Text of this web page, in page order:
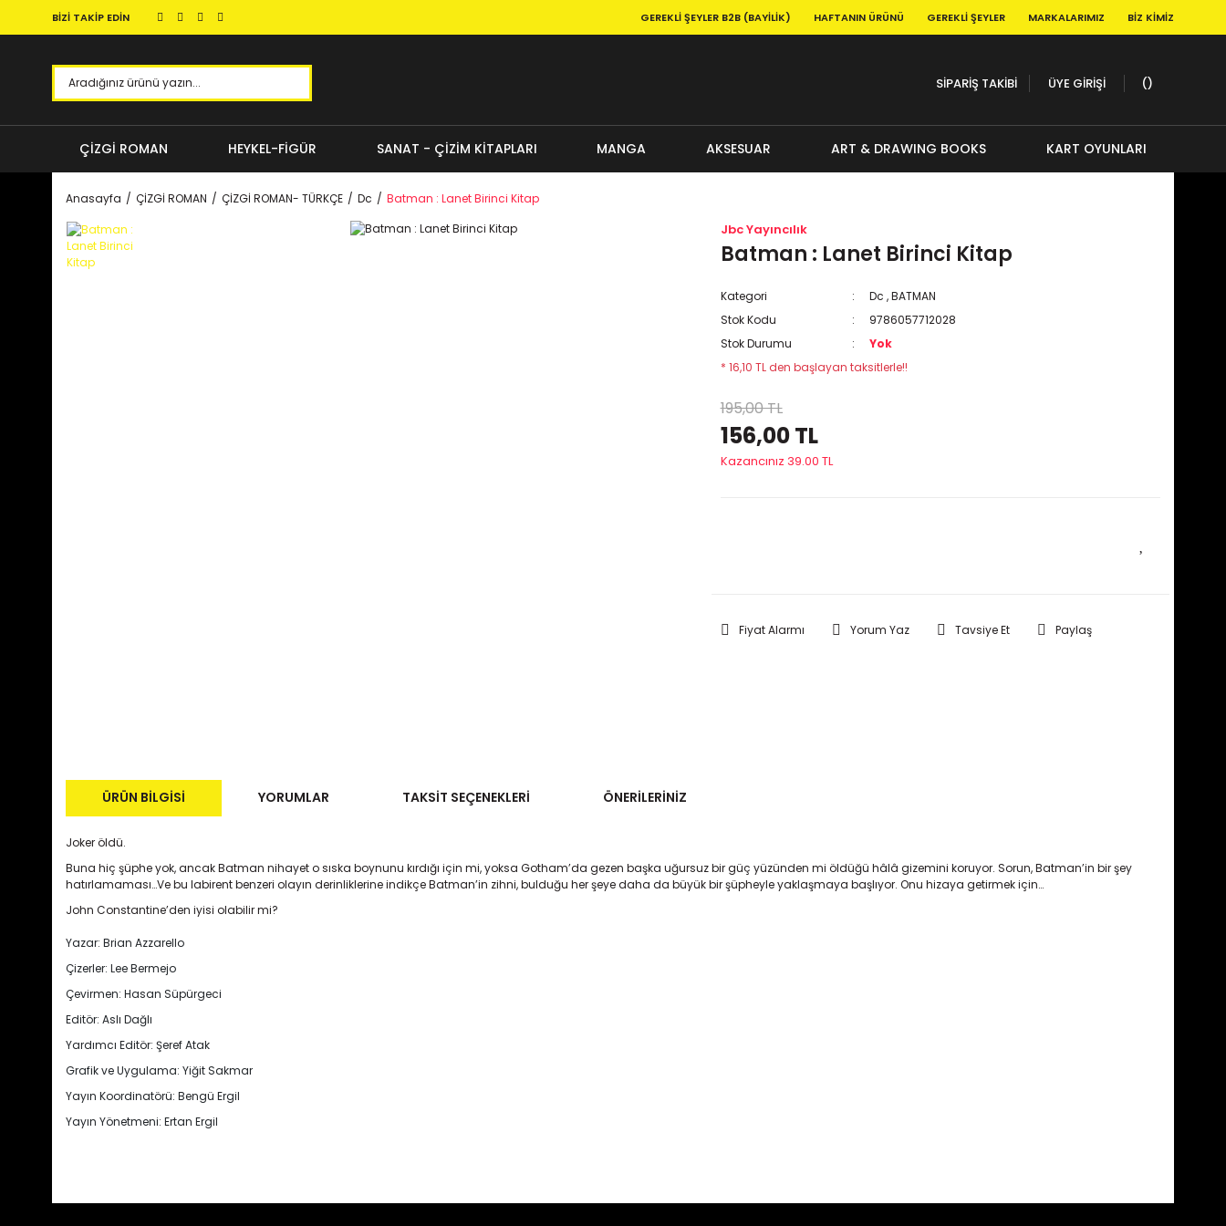
BİZİ TAKİP EDİN GEREKLI ŞEYLER B2B (BAYILIK) HAFTANIN ÜRÜNÜ GEREKLI ŞEYLER MARKALARIMIZ BIZ KIMIZ
SİPARİŞ TAKİBİ ÜYE GİRİŞİ
ÇİZGİ ROMAN HEYKEL-FİGÜR SANAT - ÇİZİM KİTAPLARI MANGA AKSESUAR ART & DRAWING BOOKS KART OYUNLARI
Anasayfa ÇİZGİ ROMAN ÇİZGİ ROMAN- TÜRKÇE Dc Batman : Lanet Birinci Kitap
Jbc Yayıncılık
Batman : Lanet Birinci Kitap
Kategori Dc ,BATMAN
Stok Kodu
9786057712028
Stok Durumu
Yok
* 16,10 TL den başlayan taksitlerle!!
195,00 TL
156,00 TL
Kazancınız 39.00 TL
Fiyat Alarmı Yorum Yaz Tavsiye Et Paylaş
ÜRÜN BILGISI YORUMLAR TAKSIT SEÇENEKLERI ÖNERILERINIZ
Joker öldü.
Buna hiç şüphe yok, ancak Batman nihayet o sıska boynunu kırdığı için mi, yoksa Gotham’da gezen başka uğursuz bir güç yüzünden mi öldüğü hâlâ gizemini koruyor. Sorun, Batman’in bir şey
hatırlamaması…Ve bu labirent benzeri olayın derinliklerine indikçe Batman’in zihni, bulduğu her şeye daha da büyük bir şüpheyle yaklaşmaya başlıyor. Onu hizaya getirmek için…
John Constantine’den iyisi olabilir mi?
Yazar: Brian Azzarello
Çizerler: Lee Bermejo
Çevirmen: Hasan Süpürgeci
Editör: Aslı Dağlı
Yardımcı Editör: Şeref Atak
Grafik ve Uygulama: Yiğit Sakmar
Yayın Koordinatörü: Bengü Ergil
Yayın Yönetmeni: Ertan Ergil
Görüş ve önerileriniz için teşekkür ederiz.